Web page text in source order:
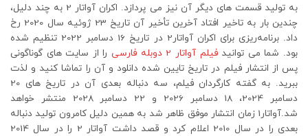
به تولید قسمت های دیگر آن نیز می پردازد. اکران آواتار 2 به چند دلیل،
چندین بار به تاخیر افتاد آخرین تأخیر آن تاریخ 23 ژوئیه سال 2020 رخ
داد. برنامه‌ریزی برای اکران آواتار2 در تاریخ 16 دسامبر 2022 تنظیم شده
بود. شما می توانیدفیلم آواتار 2 دوبله فارسی
را از سایت های گوناگونی
پس از انتشار فیلم در تاریخ تایین شده دانلود و آن را تماشا کنید و لذت
ببرید. به گفته کارگردان فیلم، سه دنباله بعدی آن در تاریخ های 20
دسامبر 2024، 18 دسامبر 2026 و 22 دسامبر 2028 منتشر خواهد
شد.آواتار1 زمان انتشار موفق ظاهر شد به همین دلیل کامرون تولید دنباله
بعدی را در سال 2010 اعلام کرد و قصد داشت آواتار 2 را در سال 2014